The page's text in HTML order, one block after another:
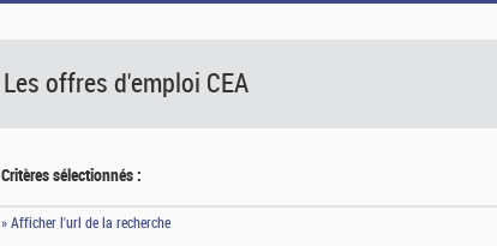
Les offres d'emploi CEA
Critères sélectionnés :
» Afficher l'url de la recherche